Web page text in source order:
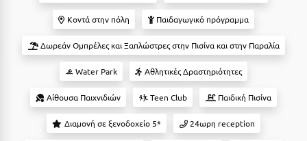
Γρεβενά
Δελφοί
Διακοπτό
Κοντά στην πόλη Παιδαγωγικό πρόγραμμα
Δωρεάν Ομπρέλες και Ξαπλώστρες στην Πισίνα και στην Παραλία
Water Park Αθλητικές Δραστηριότητες
Αίθουσα Παιχνιδιών Teen Club Παιδική Πισίνα
Διαμονή σε ξενοδοχείο 5* 24ωρη reception